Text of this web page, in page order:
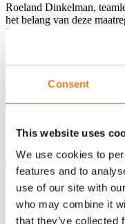
Consent
This website uses
We use cookies to
features and to
use of our site with
who may combine it
that they’ve collected
Roeland Dinkelman,
het belang van deze
het project waren diverse
Een geslaagde
ForFarmers, Peree
Dankzij deze
van ForFarmers werd het
afgerond.
Projectleider Erik Kuiper
resultaat: "Met het
soortgelijke projecten